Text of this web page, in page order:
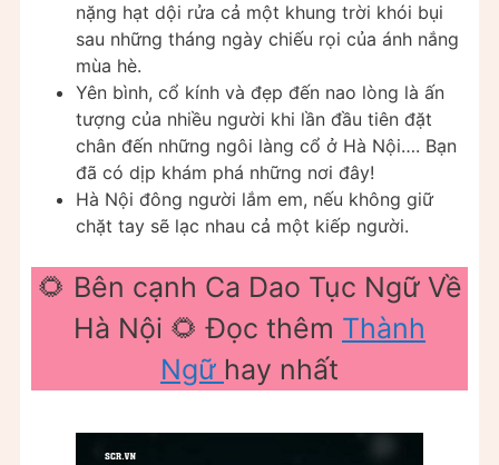
nặng hạt dội rửa cả một khung trời khói bụi
sau những tháng ngày chiếu rọi của ánh nắng
mùa hè.
Yên bình, cổ kính và đẹp đến nao lòng là ấn
tượng của nhiều người khi lần đầu tiên đặt
chân đến những ngôi làng cổ ở Hà Nội…. Bạn
đã có dịp khám phá những nơi đây!
Hà Nội đông người lắm em, nếu không giữ
chặt tay sẽ lạc nhau cả một kiếp người.
🌻 Bên cạnh Ca Dao Tục Ngữ Về
Hà Nội 🌻 Đọc thêm Thành
Ngữ hay nhất